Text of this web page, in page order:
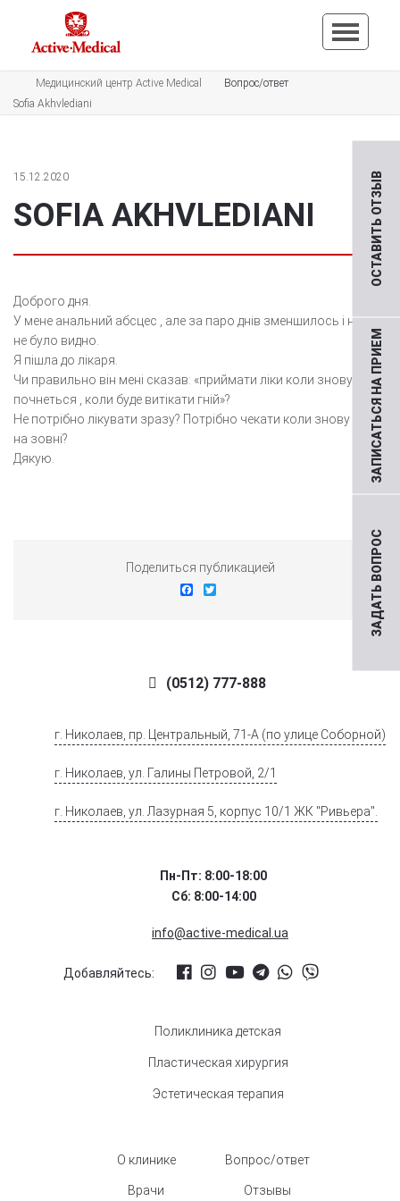
ЗАДАТЬ ВОПРОС
ЗАПИСАТЬСЯ НА ПРИЕМ
ОСТАВИТЬ ОТЗЫВ
Медицинский центр Active Medical
Вопрос/ответ
Sofia Akhvlediani
15.12.2020
SOFIA AKHVLEDIANI
Доброго дня.
У мене анальний абсцес , але за паро днів зменшилось і нічого
не було видно.
Я пішла до лікаря.
Чи правильно він мені сказав: «приймати ліки коли знову
почнеться , коли буде витікати гній»?
Не потрібно лікувати зразу? Потрібно чекати коли знову вийде
на зовні?
Дякую.
Поделиться публикацией
Facebook
(0512) 777-888
г. Николаев, пр. Центральный, 71-А (по улице Соборной)
г. Николаев, ул. Галины Петровой, 2/1
г. Николаев, ул. Лазурная 5, корпус 10/1 ЖК "Ривьера".
Пн-Пт: 8:00-18:00
Сб: 8:00-14:00
info@active-medical.ua
Добавляйтесь:
Поликлиника детская
Пластическая хирургия
Эстетическая терапия
О клинике
Врачи
Вопрос/ответ
Отзывы